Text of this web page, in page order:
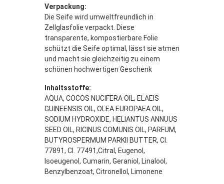
Verpackung:
Die Seife wird umweltfreundlich in
Zellglasfolie verpackt. Diese
transparente, kompostierbare Folie
schützt die Seife optimal, lässt sie atmen
und macht sie gleichzeitig zu einem
schönen hochwertigen Geschenk
Inhaltsstoffe:
AQUA, COCOS NUCIFERA OIL; ELAEIS
GUINEENSIS OIL, OLEA EUROPAEA OIL,
SODIUM HYDROXIDE, HELIANTUS ANNUUS
SEED OIL, RICINUS COMUNIS OIL, PARFUM,
BUTYROSPERMUM PARKII BUTTER, CI.
77891, CI. 77491,Citral, Eugenol,
Isoeugenol, Cumarin, Geraniol, Linalool,
Benzylbenzoat, Citronellol, Limonene